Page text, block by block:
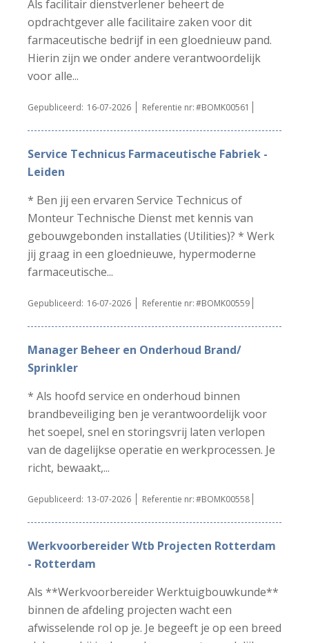
Als facilitair dienstverlener beheert de
opdrachtgever alle facilitaire zaken voor dit
farmaceutische bedrijf in een gloednieuw pand.
Hierin zijn we onder andere verantwoordelijk
voor alle...
Gepubliceerd: 16-07-2026 Referentie nr:#BOMK00561
Service Technicus Farmaceutische Fabriek -
Leiden
* Ben jij een ervaren Service Technicus of
Monteur Technische Dienst met kennis van
gebouwgebonden installaties (Utilities)? * Werk
jij graag in een gloednieuwe, hypermoderne
farmaceutische...
Gepubliceerd: 16-07-2026 Referentie nr:#BOMK00559
Manager Beheer en Onderhoud Brand/
Sprinkler
* Als hoofd service en onderhoud binnen
brandbeveiliging ben je verantwoordelijk voor
het soepel, snel en storingsvrij laten verlopen
van de dagelijkse operatie en werkprocessen. Je
richt, bewaakt,...
Gepubliceerd: 13-07-2026 Referentie nr:#BOMK00558
Werkvoorbereider Wtb Projecten Rotterdam
- Rotterdam
Als **Werkvoorbereider Werktuigbouwkunde**
binnen de afdeling projecten wacht een
afwisselende rol op je. Je begeeft je op een breed